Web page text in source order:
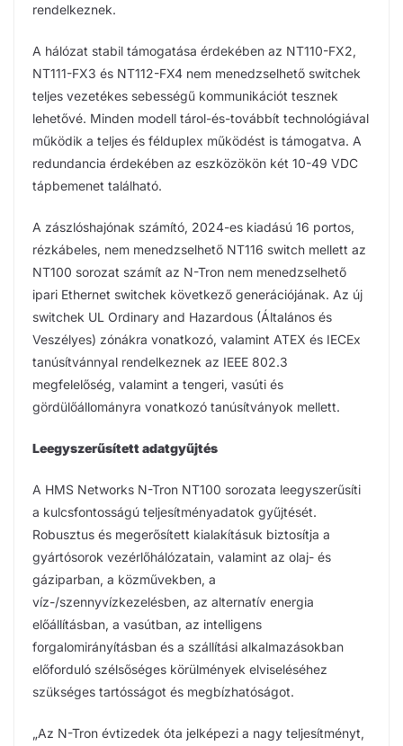
rendelkeznek.
A hálózat stabil támogatása érdekében az NT110-FX2,
NT111-FX3 és NT112-FX4 nem menedzselhető switchek
teljes vezetékes sebességű kommunikációt tesznek
lehetővé. Minden modell tárol-és-továbbít technológiával
működik a teljes és félduplex működést is támogatva. A
redundancia érdekében az eszközökön két 10-49 VDC
tápbemenet található.
A zászlóshajónak számító, 2024-es kiadású 16 portos,
rézkábeles, nem menedzselhető NT116 switch mellett az
NT100 sorozat számít az N-Tron nem menedzselhető
ipari Ethernet switchek következő generációjának. Az új
switchek UL Ordinary and Hazardous (Általános és
Veszélyes) zónákra vonatkozó, valamint ATEX és IECEx
tanúsítvánnyal rendelkeznek az IEEE 802.3
megfelelőség, valamint a tengeri, vasúti és
gördülőállományra vonatkozó tanúsítványok mellett.
Leegyszerűsített adatgyűjtés
A HMS Networks N-Tron NT100 sorozata leegyszerűsíti
a kulcsfontosságú teljesítményadatok gyűjtését.
Robusztus és megerősített kialakításuk biztosítja a
gyártósorok vezérlőhálózatain, valamint az olaj- és
gáziparban, a közművekben, a
víz-/szennyvízkezelésben, az alternatív energia
előállításban, a vasútban, az intelligens
forgalomirányításban és a szállítási alkalmazásokban
előforduló szélsőséges körülmények elviseléséhez
szükséges tartósságot és megbízhatóságot.
„Az N-Tron évtizedek óta jelképezi a nagy teljesítményt,